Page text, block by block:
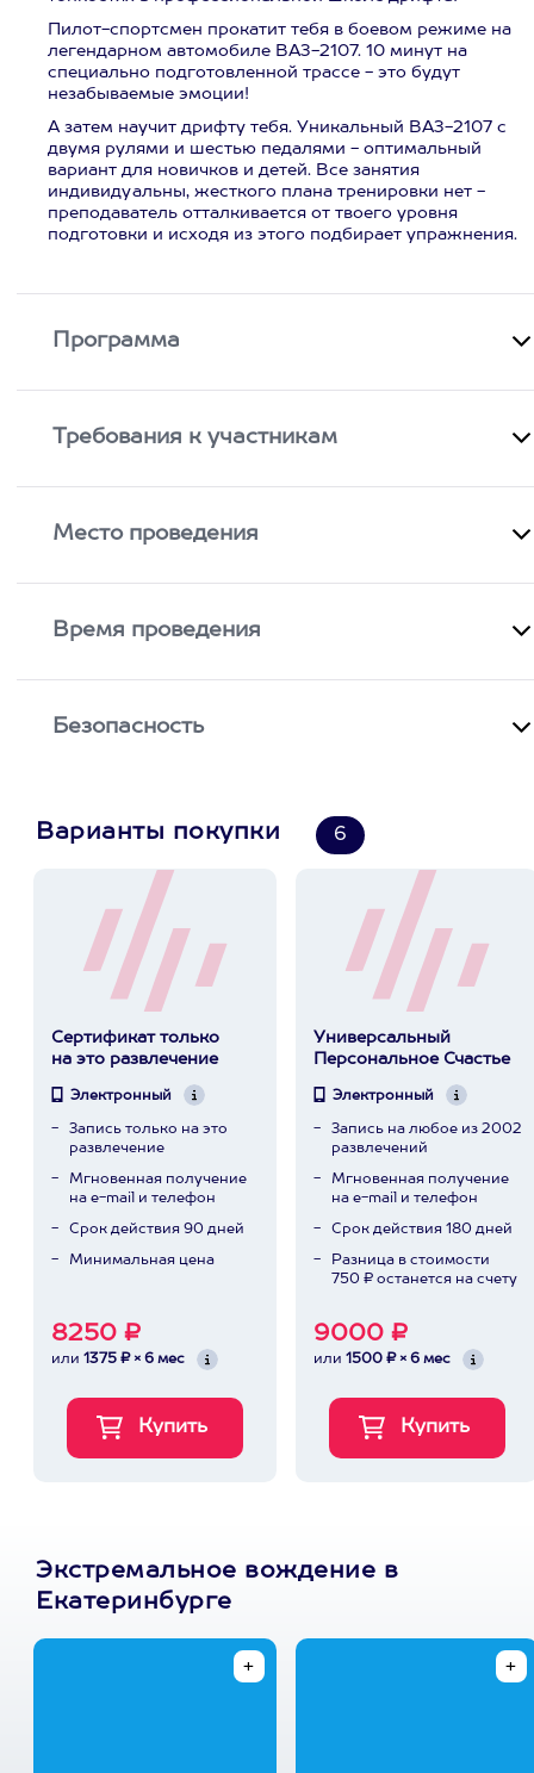
Пилот-спортсмен прокатит тебя в боевом режиме на
легендарном автомобиле ВАЗ-2107. 10 минут на
специально подготовленной трассе - это будут
незабываемые эмоции!
А затем научит дрифту тебя. Уникальный ВАЗ-2107 с
двумя рулями и шестью педалями - оптимальный
вариант для новичков и детей. Все занятия
индивидуальны, жесткого плана тренировки нет -
преподаватель отталкивается от твоего уровня
подготовки и исходя из этого подбирает упражнения.
Программа
Требования к участникам
Место проведения
Время проведения
Безопасность
Варианты покупки 6
Сертификат только
на это развлечение
Электронный
Запись только на это
развлечение
Мгновенная получение
на e-mail и телефон
Срок действия 90 дней
Минимальная цена
8250 ₽
или 1375 ₽ × 6 мес
Универсальный
Персональное Счастье
Электронный
Запись на любое из 2002
развлечений
Мгновенная получение
на e-mail и телефон
Срок действия 180 дней
Разница в стоимости
750 ₽ останется на счету
9000 ₽
или 1500 ₽ × 6 мес
Экстремальное вождение в
Екатеринбурге